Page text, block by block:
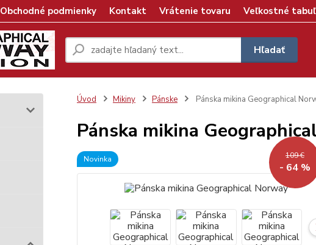
Obchodné podmienky Kontakt Vrátenie tovaru Veľkostné
Hľadať
Úvod Mikiny Pánske Pánska mikina Geographical
Pánska mikina
Novinka 109 €
- 64 %